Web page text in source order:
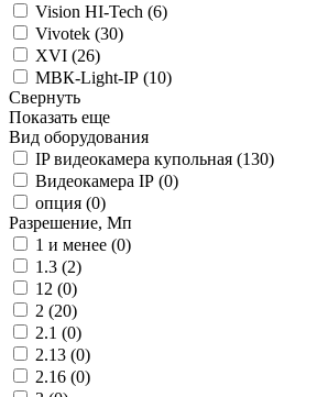
Vision HI-Tech (6)
Vivotek (30)
XVI (26)
МВК-Light-IP (10)
Свернуть
Показать еще
Вид оборудования
IP видеокамера купольная (130)
Видеокамера IP (0)
опция (0)
Разрешение, Мп
1 и менее (0)
1.3 (2)
12 (0)
2 (20)
2.1 (0)
2.13 (0)
2.16 (0)